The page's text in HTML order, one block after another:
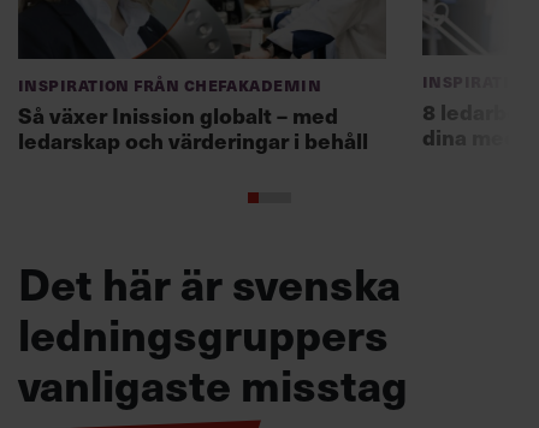
Inspiration från Chefakademin
Så växer Inission globalt – med
ledarskap och värderingar i behåll
Inspiration
8
dina
Det här är svenska
ledningsgruppers
vanligaste misstag